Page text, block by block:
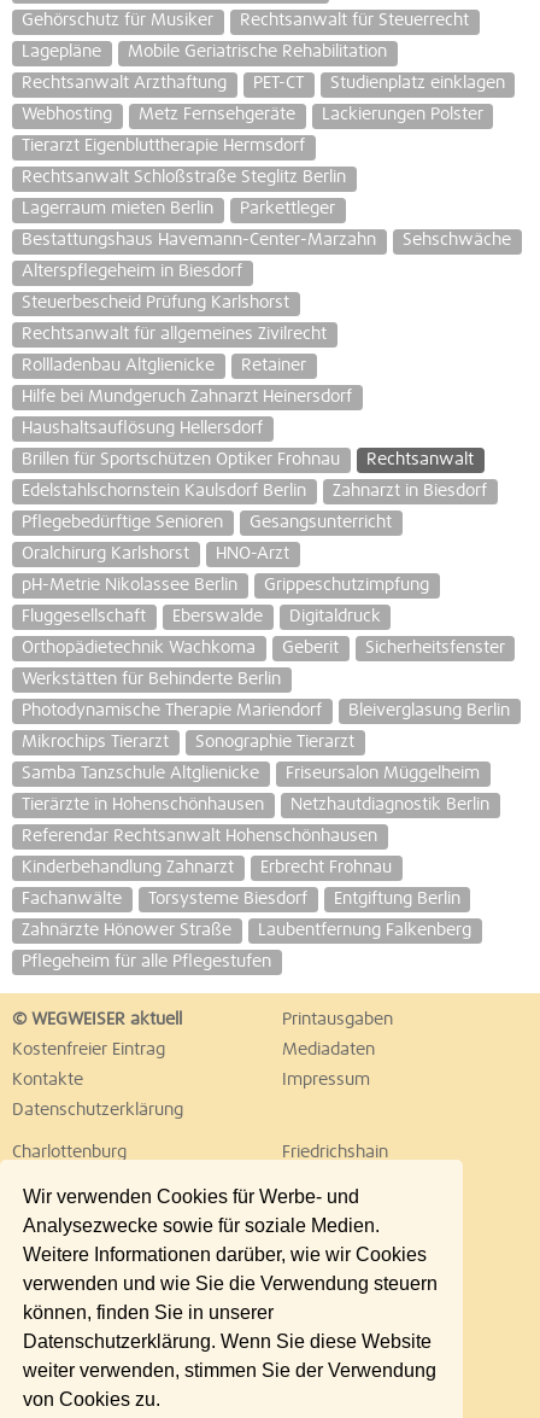
Wir verwenden Cookies für Werbe- und
Analysezwecke sowie für soziale Medien.
Weitere Informationen darüber, wie wir Cookies
verwenden und wie Sie die Verwendung steuern
können, finden Sie in unserer
Datenschutzerklärung. Wenn Sie diese Website
weiter verwenden, stimmen Sie der Verwendung
von Cookies zu.
Gehörschutz für Musiker
Rechtsanwalt für Steuerrecht
Lagepläne
Mobile Geriatrische Rehabilitation
Rechtsanwalt Arzthaftung
PET-CT
Studienplatz einklagen
Webhosting
Metz Fernsehgeräte
Lackierungen Polster
Tierarzt Eigenbluttherapie Hermsdorf
Rechtsanwalt Schloßstraße Steglitz Berlin
Lagerraum mieten Berlin
Parkettleger
Bestattungshaus Havemann-Center-Marzahn
Sehschwäche
Alterspflegeheim in Biesdorf
Steuerbescheid Prüfung Karlshorst
Rechtsanwalt für allgemeines Zivilrecht
Rollladenbau Altglienicke
Retainer
Hilfe bei Mundgeruch Zahnarzt Heinersdorf
Haushaltsauflösung Hellersdorf
Brillen für Sportschützen Optiker Frohnau
Rechtsanwalt
Edelstahlschornstein Kaulsdorf Berlin
Zahnarzt in Biesdorf
Pflegebedürftige Senioren
Gesangsunterricht
Oralchirurg Karlshorst
HNO-Arzt
pH-Metrie Nikolassee Berlin
Grippeschutzimpfung
Fluggesellschaft
Eberswalde
Digitaldruck
Orthopädietechnik Wachkoma
Geberit
Sicherheitsfenster
Werkstätten für Behinderte Berlin
Photodynamische Therapie Mariendorf
Bleiverglasung Berlin
Mikrochips Tierarzt
Sonographie Tierarzt
Samba Tanzschule Altglienicke
Friseursalon Müggelheim
Tierärzte in Hohenschönhausen
Netzhautdiagnostik Berlin
Referendar Rechtsanwalt Hohenschönhausen
Kinderbehandlung Zahnarzt
Erbrecht Frohnau
Fachanwälte
Torsysteme Biesdorf
Entgiftung Berlin
Zahnärzte Hönower Straße
Laubentfernung Falkenberg
Pflegeheim für alle Pflegestufen
© WEGWEISER aktuell
Printausgaben
Kostenfreier Eintrag
Mediadaten
Kontakte
Impressum
Datenschutzerklärung
Charlottenburg
Friedrichshain
Lichtenberg
Marzahn
Neukölln
Pankow
Reinickendorf
Schöneberg
Spandau
Steglitz
Tempelhof